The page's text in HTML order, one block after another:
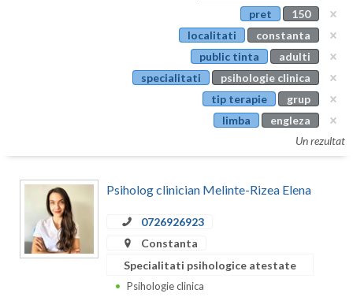
Cluj
Constanta
Covasna
pret
150
localitati
constanta
public tinta
adulti
specialitati
psihologie clinica
tip terapie
grup
limba
engleza
Un rezultat
Psiholog clinician Melinte-Rizea Elena
0726926923
Constanta
Specialitati psihologice atestate
Psihologie clinica